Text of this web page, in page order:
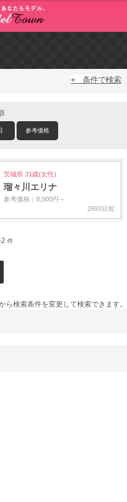
+ 条件で検索
参考価格
茨城県 31歳(女性)
瑠々川エリナ
参考価格：8,000円～
2693日前
件
ら検索条件を変更して検索できます。